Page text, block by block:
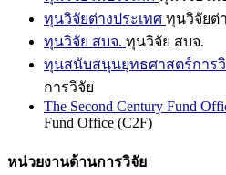
ทุนวิจัยต่างประเทศ ทุนวิจัยต่
ทุนวิจัย สบจ. ทุนวิจัย สบจ.
ทุนสนับสนุนยุทธศาสตร์การ
การวิจัย
The Second Century Fund
Fund Office (C2F)
หน่วยงานด้านการวิจัย